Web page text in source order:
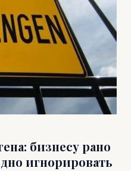
бизнесу рано
игнорировать